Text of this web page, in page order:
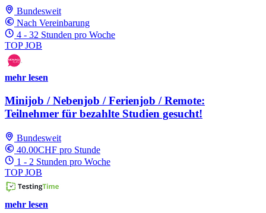
Bundesweit
Nach Vereinbarung
4 - 32 Stunden pro Woche
TOP JOB
mehr lesen
Minijob / Nebenjob / Ferienjob / Remote:
Teilnehmer für bezahlte Studien gesucht!
Bundesweit
40.00CHF pro Stunde
1 - 2 Stunden pro Woche
TOP JOB
mehr lesen